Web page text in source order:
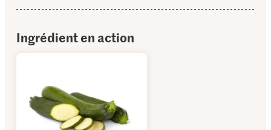
Ingrédient en action